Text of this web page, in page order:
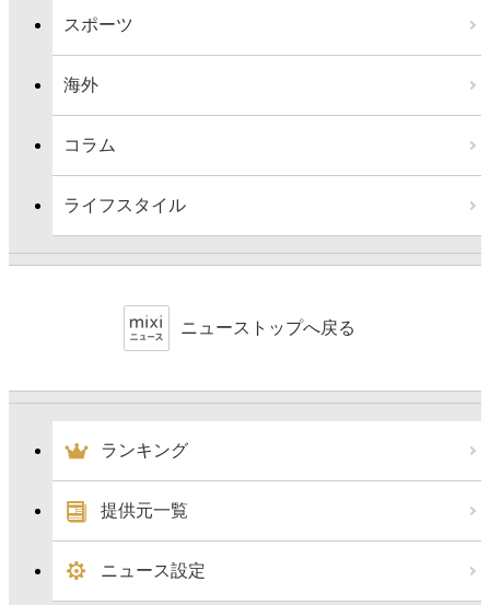
スポーツ
海外
コラム
ライフスタイル
ニューストップへ戻る
ランキング
提供元一覧
ニュース設定